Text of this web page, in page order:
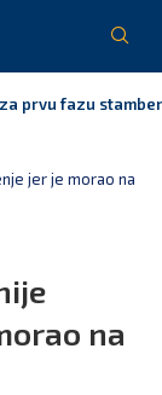
skupštine
jer je morao na
na